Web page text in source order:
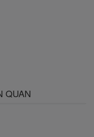
QUAN